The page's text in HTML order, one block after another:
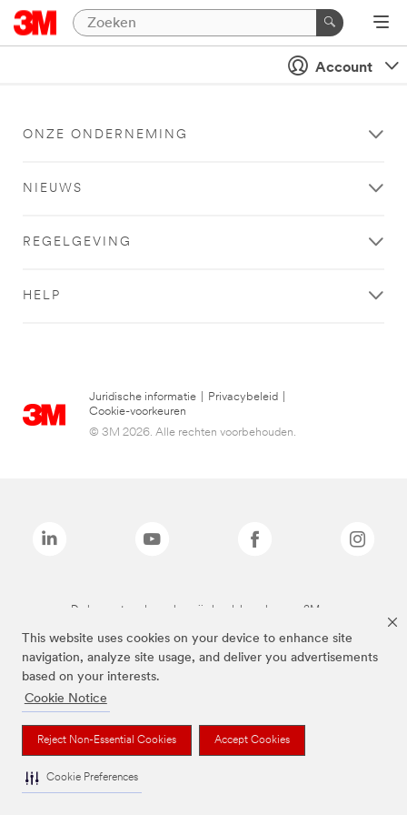
This website uses cookies on your device to enhance site
navigation, analyze site usage, and deliver you advertisements
based on your interests.
Cookie Notice
Reject Non-Essential Cookies Accept Cookies
Cookie Preferences
Account
ONZE ONDERNEMING
NIEUWS
REGELGEVING
HELP
Juridische informatie Privacybeleid
Cookie-voorkeuren
© 3M 2026. Alle rechten voorbehouden.
De bovenstaande merken zijn handelsmerken van 3M.we